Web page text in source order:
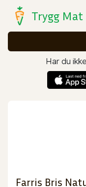
Trygg Mat
Har du
Farris Bris